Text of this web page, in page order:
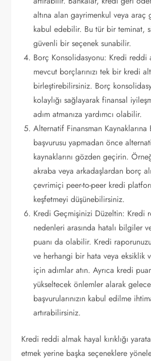
altına alan gayrimenkul veya araç
kabul edebilir. Bu tür bir teminat,
güvenli bir seçenek sunabilir.
Borç Konsolidasyonu: Kredi reddi
mevcut borçlarınızı tek bir kredi
birleştirebilirsiniz. Borç
kolaylığı sağlayarak finansal
adım atmanıza yardımcı olabilir.
Alternatif Finansman Kaynaklarına
başvurusu yapmadan önce
kaynaklarını gözden geçirin.
akraba veya arkadaşlardan borç
çevrimiçi peer-to-peer kredi
keşfetmeyi düşünebilirsiniz.
Kredi Geçmişinizi Düzeltin: Kredi
nedenleri arasında hatalı bilgiler
puanı da olabilir. Kredi
ve herhangi bir hata veya eksiklik
için adımlar atın. Ayrıca kredi
yükseltecek önlemler alarak
başvurularınızın kabul edilme
artırabilirsiniz.
Kredi reddi almak hayal kırıklığı
etmek yerine başka seçeneklere